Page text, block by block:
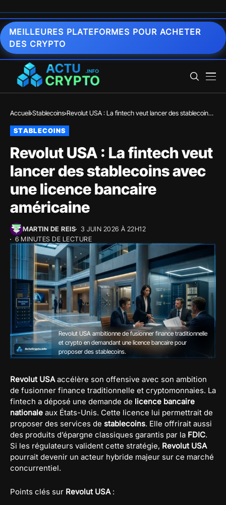
MEILLEURES PLATEFORMES POUR ACHETER
DES CRYPTO
Accueil Stablecoins Revolut USA : La fintech veut lancer des stablecoins
STABLECOINS
Revolut USA : La fintech veut
lancer des stablecoins avec
une licence bancaire
américaine
MARTIN DE REIS
3 JUIN 2026 À 22H12
6 MINUTES DE LECTURE
Revolut USA ambitionne de fusionner finance traditionnelle
et crypto en demandant une licence bancaire pour
proposer des stablecoins.
Revolut USAaccélère son offensive avec son ambition
de fusionner finance traditionnelle et cryptomonnaies. La
fintech a déposé une demande de licence bancaire
nationale aux États-Unis. Cette licence lui permettrait de
proposer des services de stablecoins. Elle offrirait aussi
des produits d’épargne classiques garantis par la FDIC.
Si les régulateurs valident cette stratégie, Revolut USA
pourrait devenir un acteur hybride majeur sur ce marché
concurrentiel.
Points clés sur Revolut USA :